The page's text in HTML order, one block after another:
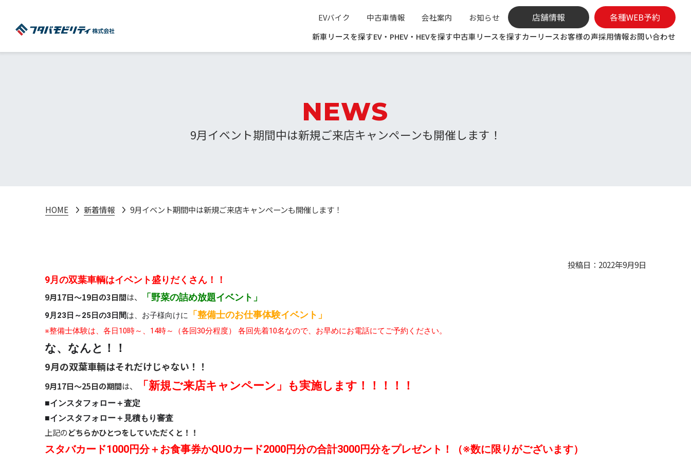
EVバイク 中古車情報 会社案内
お知らせ
新車リースを探すEV・PHEV・HEVを探す中古車リースを探すカーリースお客様の声採用情報お問い合わせ
NEWS
9月イベント期間中は新規ご来店キャンペーンも開催します！
HOME 新着情報 9月イベント期間中は新規ご来店キャンペーンも開催します！
投稿日：2022年9月9日
9月の双葉車輌はイベント盛りだくさん！！
9月17日～19日の3日間は、 「野菜の詰め放題イベント」
9月23日～25日の3日間は、お子様向けに 「整備士のお仕事体験イベント」
※整備士体験は、各日10時～、14時～（各回30分程度） 各回先着10名なので、お早めにお電話にてご予約ください。
な、なんと！！
9月の双葉車輌はそれだけじゃない！！
9月17日～25日の期間は、 「新規ご来店キャンペーン」も実施します！！！！！
■インスタフォロー＋査定
■インスタフォロー＋見積もり審査
上記のどちらかひとつをしていただくと！！
スタバカード1000円分＋お食事券かQUOカード2000円分の合計3000円分をプレゼント！（※数に限りがございます）